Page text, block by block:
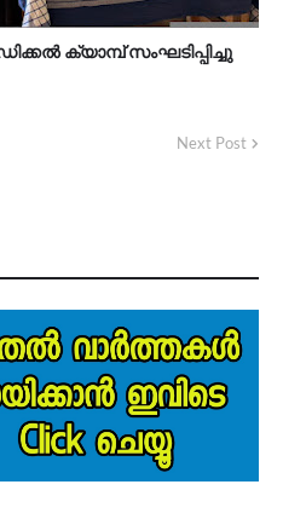
ക്യാമ്പ് സംഘടിപ്പിച്ചു
Next Post